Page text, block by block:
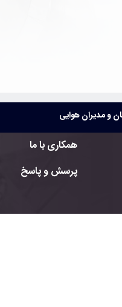
و مدیران هوایی
همکاری با ما
پرسش و پاسخ